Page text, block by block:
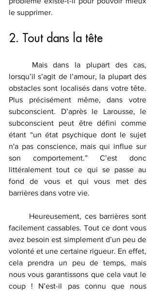
le supprimer.
2. Tout dans la tête
lorsqu’il s’agit de l’amour, la plupart des
obstacles sont localisés dans votre tête.
Plus précisément même, dans votre
subconscient. D’après le Larousse, le
subconscient peut être défini comme
étant “un état psychique dont le sujet
n'a pas conscience, mais qui influe sur
son comportement.” C’est donc
littéralement tout ce qui se passe au
fond de vous et qui vous met des
barrières dans votre vie.
facilement cassables. Tout ce dont vous
avez besoin est simplement d’un peu de
volonté et une certaine rigueur. En effet,
cela prendra un peu de temps, mais
nous vous garantissons que cela vaut le
coup ! N’est-il pas connu que nous